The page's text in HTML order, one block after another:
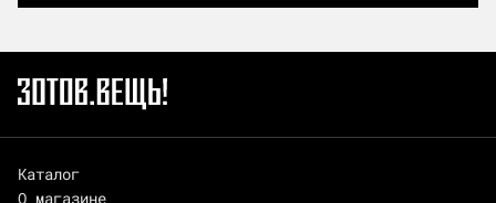
Каталог
О магазине